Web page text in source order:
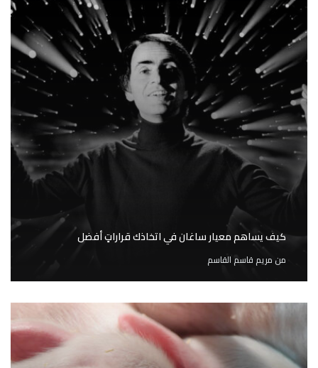
كيف يساهم معيار ساغان في اتخاذك قراراتٍ أفضل
من مريم قاسم القاسم